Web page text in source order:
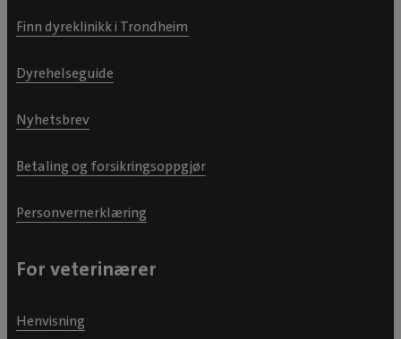
Finn dyreklinikk i Trondheim
Dyrehelseguide
Nyhetsbrev
Betaling og forsikringsoppgjør
Personvernerklæring
For veterinærer
Henvisning